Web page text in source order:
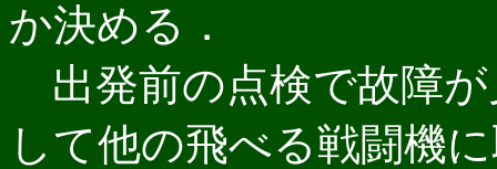
か決める．
出発前の点検で故障
して他の飛べる戦闘機